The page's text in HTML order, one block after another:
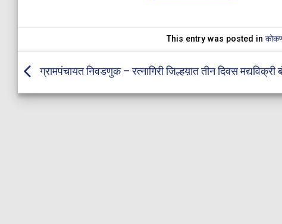
This entry was posted in
ग्रामपंचायत निवडणुक – रत्नागिरी जिल्हय़ात तीन दिवस मद्यविक्री